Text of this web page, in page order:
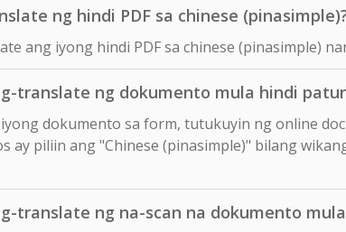
ng hindi PDF sa chinese
ang iyong hindi PDF sa chinese (pinasimple)
translate ng dokumento mula hindi
dokumento sa form, tutukuyin ng online
ay piliin ang "Chinese (pinasimple)" bilang
translate ng na-scan na dokumento